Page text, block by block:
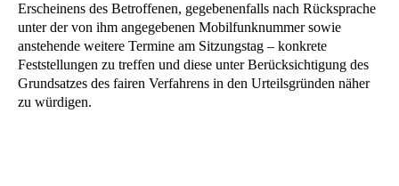
Erscheinens des Betroffenen, gegebenenfalls nach Rücksprache
unter der von ihm angegebenen Mobilfunknummer sowie
anstehende weitere Termine am Sitzungstag – konkrete
Feststellungen zu treffen und diese unter Berücksichtigung des
Grundsatzes des fairen Verfahrens in den Urteilsgründen näher
zu würdigen.